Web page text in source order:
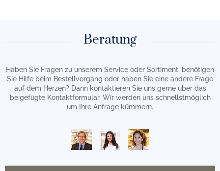
Beratung
Haben Sie Fragen zu unserem Service oder Sortiment, benötigen
Sie Hilfe beim Bestellvorgang oder haben Sie eine andere Frage
auf dem Herzen? Dann kontaktieren Sie uns gerne über das
beigefügte Kontaktformular. Wir werden uns schnellstmöglich
um Ihre Anfrage kümmern.